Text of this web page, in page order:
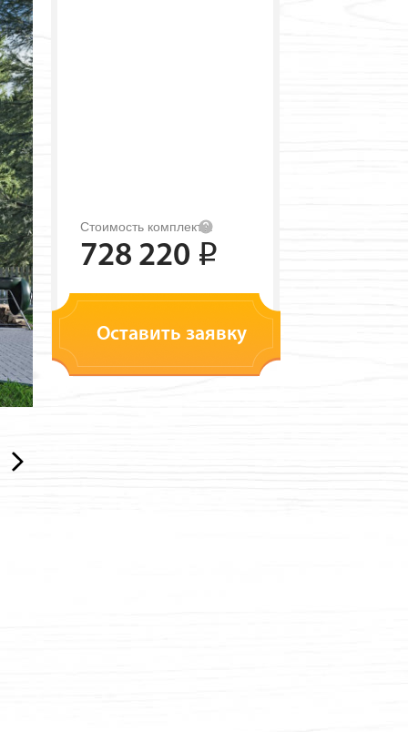
Стоимость комплекта:
728 220 i
Оставить заявку